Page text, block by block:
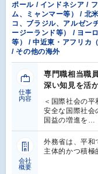
ポール / インドネシア /
ム、ミャンマー等） / 北
コ、ブラジル、アルゼン
ージーランド等） / ヨー
等） / 中近東・アフリカ
/ その他の海外
仕事
内容
専門職相当職
深い知見を活
＜国際社会の
安全な国際社会
国益の増進を…
会社
概要
外務省は、平和
主体的かつ積極